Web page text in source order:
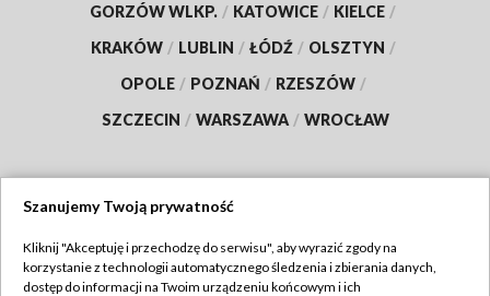
GORZÓW WLKP. / KATOWICE / KIELCE /
KRAKÓW / LUBLIN / ŁÓDŹ / OLSZTYN /
OPOLE / POZNAŃ / RZESZÓW /
SZCZECIN / WARSZAWA / WROCŁAW
TVP
Szanujemy Twoją prywatność
Kliknij "Akceptuję i przechodzę do serwisu", aby wyrazić zgody na
korzystanie z technologii automatycznego śledzenia i zbierania danych,
dostęp do informacji na Twoim urządzeniu końcowym i ich